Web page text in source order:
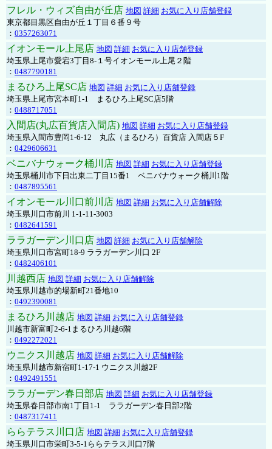
フレル・ウィズ自由が丘店 地図 詳細 お気に入り店舗登録
東京都目黒区自由が丘１丁目６番９号
： 0357263071
イオンモール上尾店 地図 詳細 お気に入り店舗登録
埼玉県上尾市愛宕3丁目8-１号イオンモール上尾２階
： 0487790181
まるひろ上尾SC店 地図 詳細 お気に入り店舗登録
埼玉県上尾市宮本町1-1 まるひろ上尾SC店5階
： 0488717051
入間店(丸広百貨店入間店) 地図 詳細 お気に入り店舗登録
埼玉県入間市豊岡1-6-12 丸広（まるひろ）百貨店 入間店５F
： 0429606631
ベニバナウォーク桶川店 地図 詳細 お気に入り店舗登録
埼玉県桶川市下日出東二丁目15番1 ベニバナウォーク桶川1階
： 0487895561
イオンモール川口前川店 地図 詳細 お気に入り店舗解除
埼玉県川口市前川 1-1-11-3003
： 0482641591
ララガーデン川口店 地図 詳細 お気に入り店舗解除
埼玉県川口市宮町18-9 ララガーデン川口 2F
： 0482406101
川越西店 地図 詳細 お気に入り店舗解除
埼玉県川越市的場新町21番地10
： 0492390081
まるひろ川越店 地図 詳細 お気に入り店舗登録
川越市新富町2-6-1まるひろ川越6階
： 0492272021
ウニクス川越店 地図 詳細 お気に入り店舗解除
埼玉県川越市新宿町1-17-1 ウニクス川越2F
： 0492491551
ララガーデン春日部店 地図 詳細 お気に入り店舗登録
埼玉県春日部市南1丁目1-1 ララガーデン春日部2階
： 0487317411
ららテラス川口店 地図 詳細 お気に入り店舗登録
埼玉県川口市栄町3-5-1ららテラス川口7階